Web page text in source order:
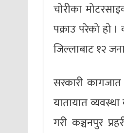
चोरीका
पक्राउ परेको हो
जिल्लाबाट १२
सरकारी
यातायात
गरी कञ्चनपुर